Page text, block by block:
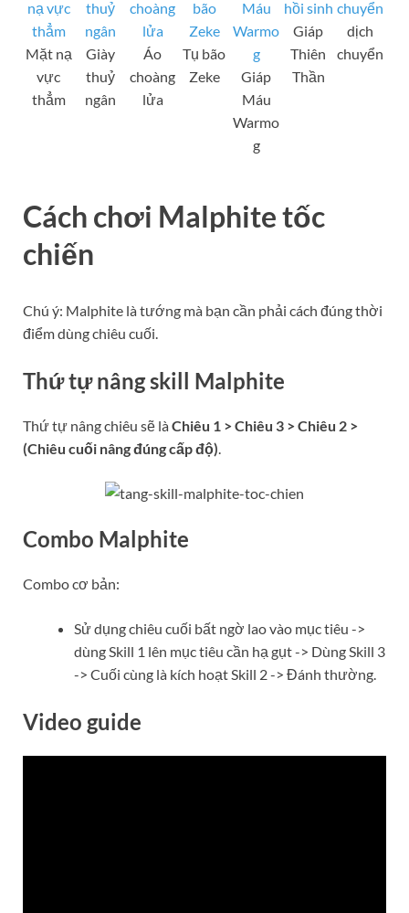
Mặt nạ
vực
thẳm
Giày
thuỷ
ngân
Áo
choàng
lửa
Tụ bão
Zeke
Giáp
Máu
Warmo
g
Giáp
Thiên
Thần
dịch
chuyển
Cách chơi Malphite tốc
chiến
Chú ý: Malphite là tướng mà bạn cần phải cách đúng thời
điểm dùng chiêu cuối.
Thứ tự nâng skill Malphite
Thứ tự nâng chiêu sẽ làChiêu 1 > Chiêu 3 > Chiêu 2 >
(Chiêu cuối nâng đúng cấp độ).
Combo Malphite
Combo cơ bản:
Sử dụng chiêu cuối bất ngờ lao vào mục tiêu ->
dùng Skill 1 lên mục tiêu cần hạ gụt -> Dùng Skill 3
-> Cuối cùng là kích hoạt Skill 2 -> Đánh thường.
Video guide